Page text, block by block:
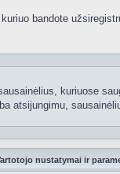
bandote
kuriuose
atsijungimu,
nustatymai ir